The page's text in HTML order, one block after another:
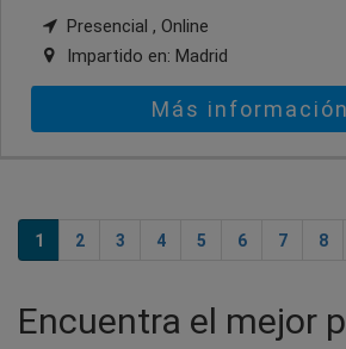
Presencial , Online
Impartido en: Madrid
Más información
1 2 3 4 5 6 7 8
Encuentra el mejor